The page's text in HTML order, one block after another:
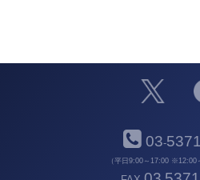
03-
（平日9:00～17:00 ※12:00